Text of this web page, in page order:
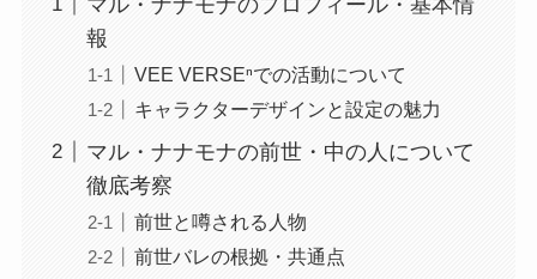
マル・ナナモナのプロフィール・基本情
報
VEE VERSEⁿでの活動について
キャラクターデザインと設定の魅力
マル・ナナモナの前世・中の人について
徹底考察
前世と噂される人物
前世バレの根拠・共通点